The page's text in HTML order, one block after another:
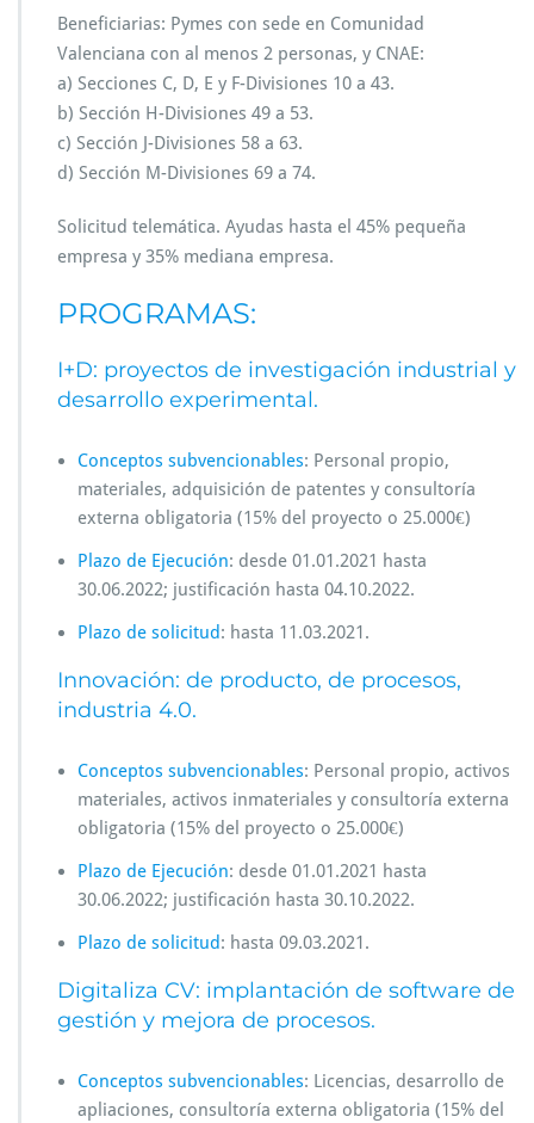
Beneficiarias: Pymes con sede en Comunidad
Valenciana con al menos 2 personas, y CNAE:
a) Secciones C, D, E y F-Divisiones 10 a 43.
b) Sección H-Divisiones 49 a 53.
c) Sección J-Divisiones 58 a 63.
d) Sección M-Divisiones 69 a 74.
Solicitud telemática. Ayudas hasta el 45% pequeña
empresa y 35% mediana empresa.
PROGRAMAS:
I+D: proyectos de investigación industrial y
desarrollo experimental.
Conceptos subvencionables: Personal propio,
materiales, adquisición de patentes y consultoría
externa obligatoria (15% del proyecto o 25.000€)
Plazo de Ejecución: desde 01.01.2021 hasta
30.06.2022; justificación hasta 04.10.2022.
Plazo de solicitud: hasta 11.03.2021.
Innovación: de producto, de procesos,
industria 4.0.
Conceptos subvencionables: Personal propio, activos
materiales, activos inmateriales y consultoría externa
obligatoria (15% del proyecto o 25.000€)
Plazo de Ejecución: desde 01.01.2021 hasta
30.06.2022; justificación hasta 30.10.2022.
Plazo de solicitud: hasta 09.03.2021.
Digitaliza CV: implantación de software de
gestión y mejora de procesos.
Conceptos subvencionables: Licencias, desarrollo de
apliaciones, consultoría externa obligatoria (15% del